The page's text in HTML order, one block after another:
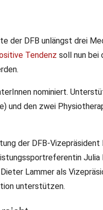
U20-
und Junioren-
der DFB unlängst drei
Tendenz soll nun
nominiert.
und den zwei
der DFB-Vizepräsident
Julia
Lammer als
unterstützen.